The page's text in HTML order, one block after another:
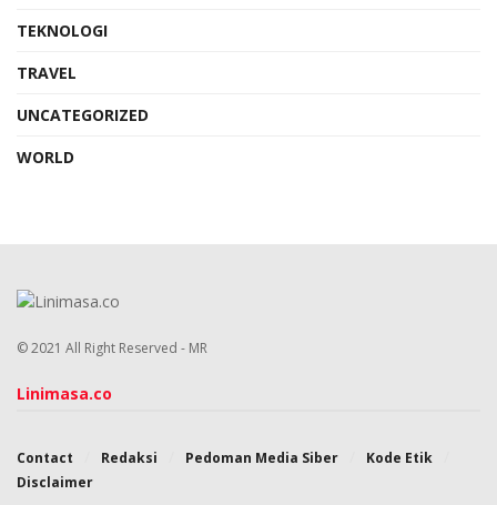
TEKNOLOGI
TRAVEL
UNCATEGORIZED
WORLD
© 2021 All Right Reserved - MR
Linimasa.co
Contact Redaksi Pedoman Media Siber
Kode Etik
Disclaimer